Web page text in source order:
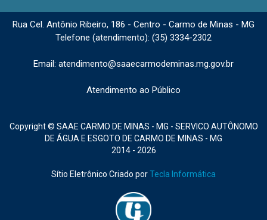
Rua Cel. Antônio Ribeiro, 186 - Centro - Carmo de Minas - MG
Telefone (atendimento): (35) 3334-2302
Email: atendimento@saaecarmodeminas.mg.gov.br
Atendimento ao Público
Copyright © SAAE CARMO DE MINAS - MG - SERVICO AUTÔNOMO
DE ÁGUA E ESGOTO DE CARMO DE MINAS - MG
2014 - 2026
Sítio Eletrônico Criado porTecla Informática